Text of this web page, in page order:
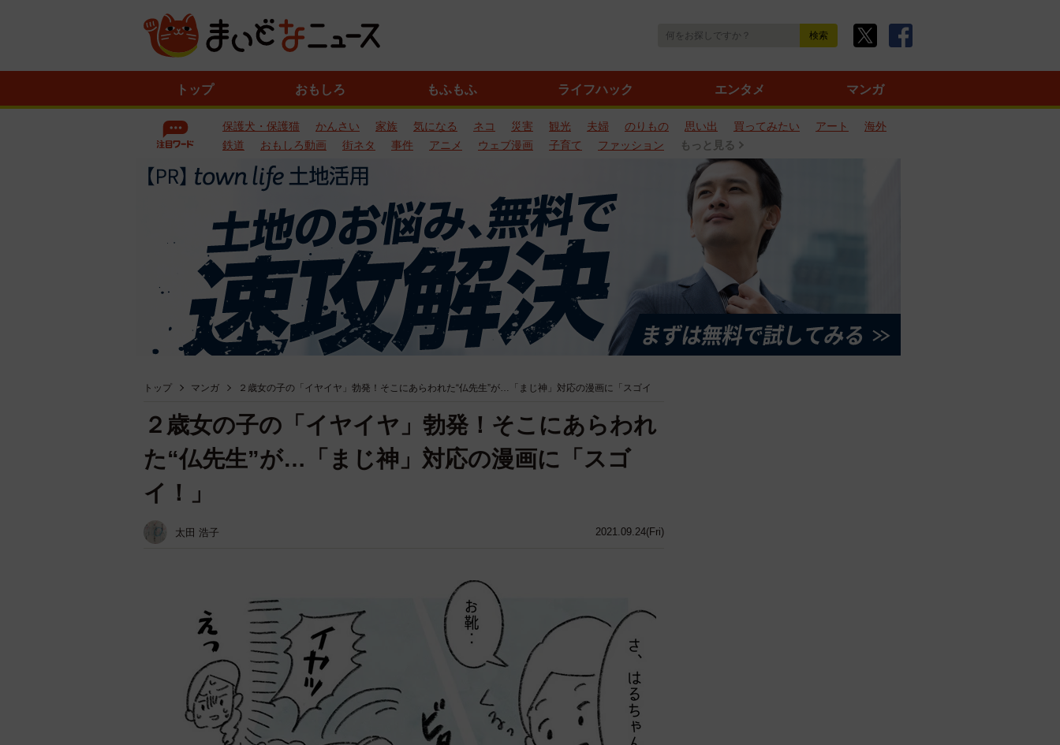
トップ おもしろ もふもふ ライフハック エンタメ マンガ
保護犬・保護猫 かんさい 家族 気になる ネコ 災害 観光 夫婦 のりもの 思い出 買ってみたい アート
海外
鉄道
おもしろ動画 街ネタ 事件 アニメ ウェブ漫画 子育て ファッション もっと見る
トップ マンガ ２歳女の子の「イヤイヤ」勃発！そこにあらわれた“仏先生”が…「まじ神」対応の漫画に「スゴイ
2021.09.24(Fri)
２歳女の子の「イヤイヤ」勃発！そこにあらわれ
た“仏先生”が…「まじ神」対応の漫画に「スゴ
イ！」
太田 浩子